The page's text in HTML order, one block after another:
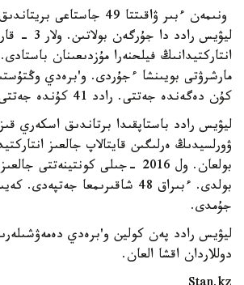
ونىمەن ءبىر ۋاقىتتا 49
ليۋيس رادد دا
انتاركتيدانىڭ فيلحنەرا مۇزدىعىنان
كۇن دەگەندە جەتتى. رادد 41 كۇندە جەتتى.
ليۋيس رادد باستاپقىدا برتاندىق اسكەري
ۋورلسيدىڭ ەرلىگىن قايتالاپ جالعىز
بولعان. ول 2016 -جىلى
بولدى. ءبىراق 48 شاقىرىمعا
جۇمدى.
دوللاردان اقشا العان.